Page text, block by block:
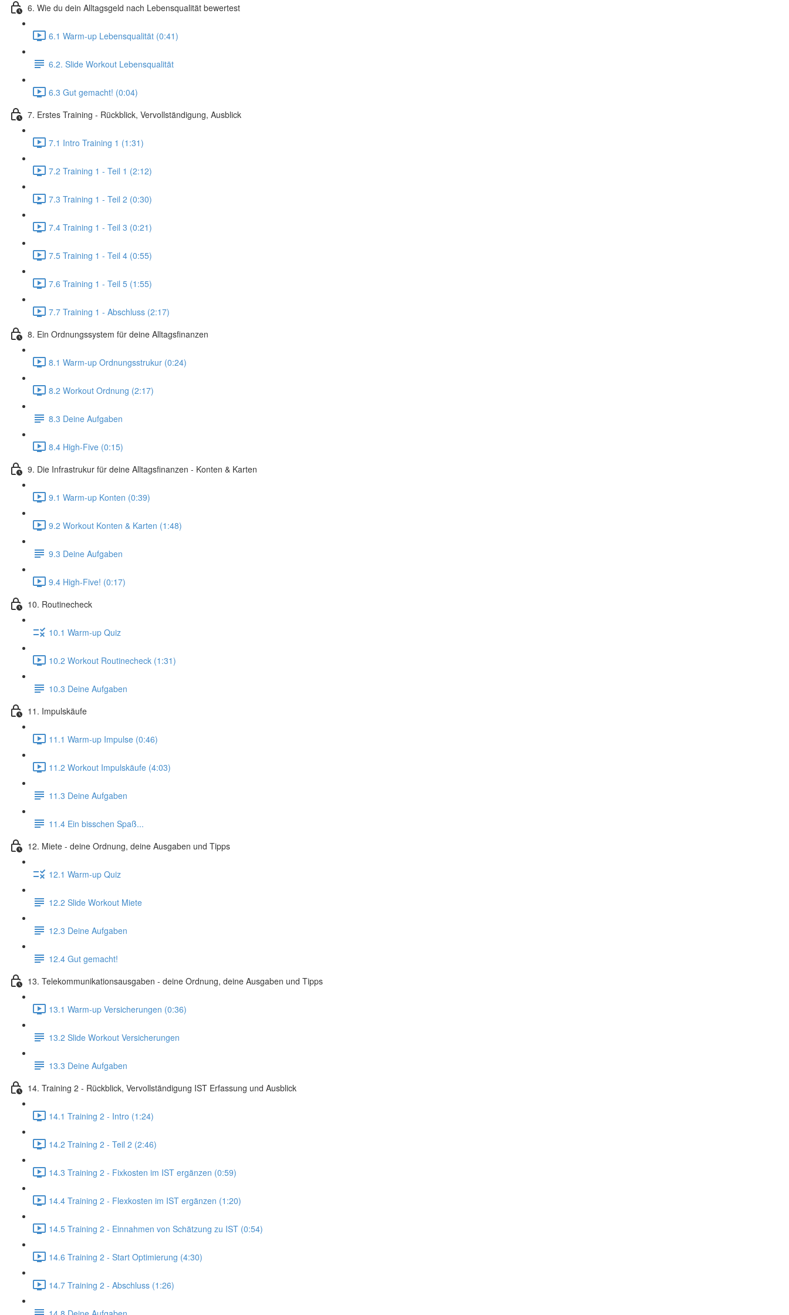
6. Wie du dein Alltagsgeld nach Lebensqualität bewertest
6.1 Warm-up Lebensqualität (0:41)
6.2. Slide Workout Lebensqualität
6.3 Gut gemacht! (0:04)
7. Erstes Training - Rückblick, Vervollständigung, Ausblick
7.1 Intro Training 1 (1:31)
7.2 Training 1 - Teil 1 (2:12)
7.3 Training 1 - Teil 2 (0:30)
7.4 Training 1 - Teil 3 (0:21)
7.5 Training 1 - Teil 4 (0:55)
7.6 Training 1 - Teil 5 (1:55)
7.7 Training 1 - Abschluss (2:17)
8. Ein Ordnungssystem für deine Alltagsfinanzen
8.1 Warm-up Ordnungsstrukur (0:24)
8.2 Workout Ordnung (2:17)
8.3 Deine Aufgaben
8.4 High-Five (0:15)
9. Die Infrastrukur für deine Alltagsfinanzen - Konten & Karten
9.1 Warm-up Konten (0:39)
9.2 Workout Konten & Karten (1:48)
9.3 Deine Aufgaben
9.4 High-Five! (0:17)
10. Routinecheck
10.1 Warm-up Quiz
10.2 Workout Routinecheck (1:31)
10.3 Deine Aufgaben
11. Impulskäufe
11.1 Warm-up Impulse (0:46)
11.2 Workout Impulskäufe (4:03)
11.3 Deine Aufgaben
11.4 Ein bisschen Spaß...
12. Miete - deine Ordnung, deine Ausgaben und Tipps
12.1 Warm-up Quiz
12.2 Slide Workout Miete
12.3 Deine Aufgaben
12.4 Gut gemacht!
13. Telekommunikationsausgaben - deine Ordnung, deine Ausgaben und Tipps
13.1 Warm-up Versicherungen (0:36)
13.2 Slide Workout Versicherungen
13.3 Deine Aufgaben
14. Training 2 - Rückblick, Vervollständigung IST Erfassung und Ausblick
14.1 Training 2 - Intro (1:24)
14.2 Training 2 - Teil 2 (2:46)
14.3 Training 2 - Fixkosten im IST ergänzen (0:59)
14.4 Training 2 - Flexkosten im IST ergänzen (1:20)
14.5 Training 2 - Einnahmen von Schätzung zu IST (0:54)
14.6 Training 2 - Start Optimierung (4:30)
14.7 Training 2 - Abschluss (1:26)